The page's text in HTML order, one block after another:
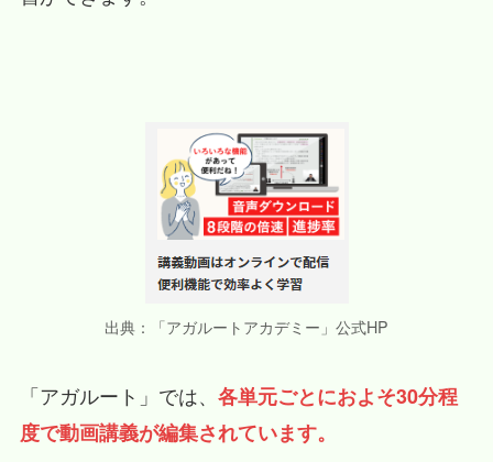
出典：「アガルートアカデミー」公式HP
「アガルート」では、 各単元ごとにおよそ30分程
度で動画講義が編集されています。